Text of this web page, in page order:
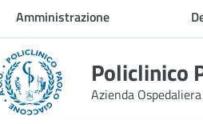
Amministrazione
trasparente
Policlinico
Azienda